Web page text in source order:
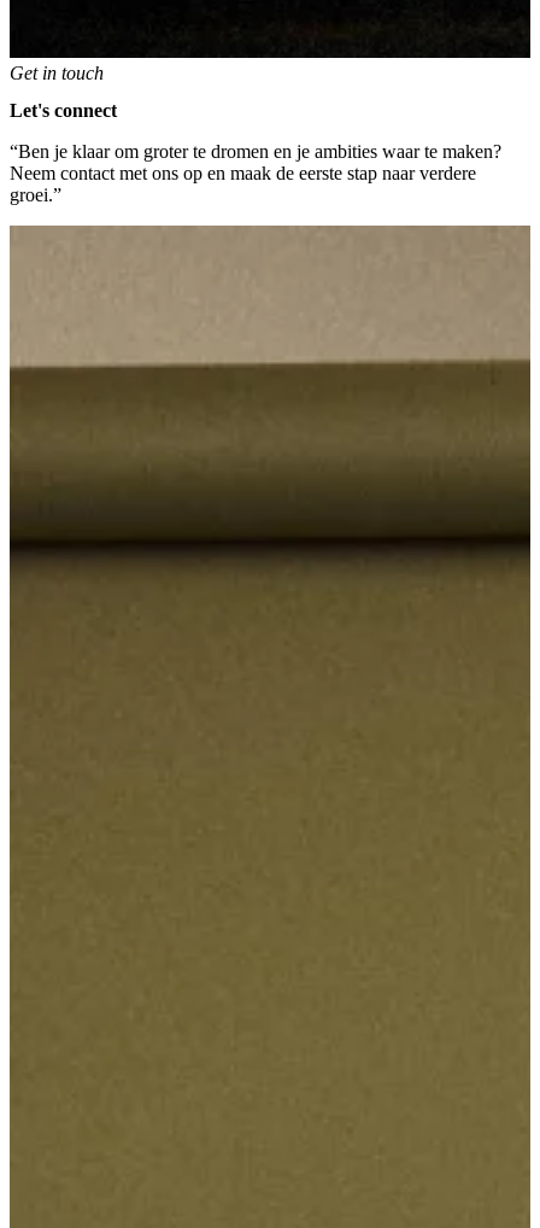
Get in touch
Let's connect
“Ben je klaar om groter te dromen en je ambities waar te maken?
Neem contact met ons op en maak de eerste stap naar verdere
groei.”